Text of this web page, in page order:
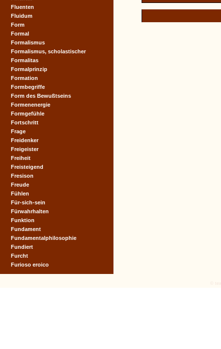
Fluenten
Fluidum
Form
Formal
Formalismus
Formalismus, scholastischer
Formalitas
Formalprinzip
Formation
Formbegriffe
Form des Bewußtseins
Formenenergie
Formgefühle
Fortschritt
Frage
Freidenker
Freigeister
Freiheit
Freisteigend
Fresison
Freude
Fühlen
Für-sich-sein
Fürwahrhalten
Funktion
Fundament
Fundamentalphilosophie
Fundiert
Furcht
Furioso eroico